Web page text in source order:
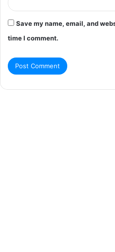
Save my name, email, and
time I comment.